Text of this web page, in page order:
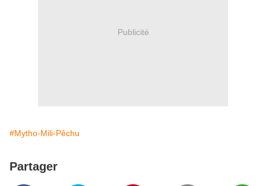
Publicité
#Mytho-Mili-Pêchu
Partager